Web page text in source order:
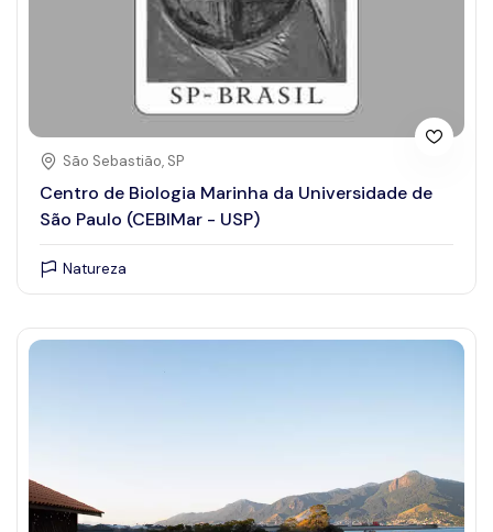
São Sebastião, SP
Centro de Biologia Marinha da Universidade de
São Paulo (CEBIMar - USP)
Natureza